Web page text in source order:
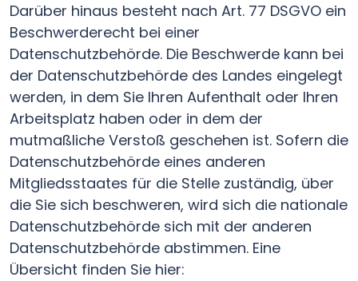
Darüber hinaus besteht nach Art. 77 DSGVO ein
Beschwerderecht bei einer
Datenschutzbehörde. Die Beschwerde kann bei
der Datenschutzbehörde des Landes eingelegt
werden, in dem Sie Ihren Aufenthalt oder Ihren
Arbeitsplatz haben oder in dem der
mutmaßliche Verstoß geschehen ist. Sofern die
Datenschutzbehörde eines anderen
Mitgliedsstaates für die Stelle zuständig, über
die Sie sich beschweren, wird sich die nationale
Datenschutzbehörde sich mit der anderen
Datenschutzbehörde abstimmen. Eine
Übersicht finden Sie hier: